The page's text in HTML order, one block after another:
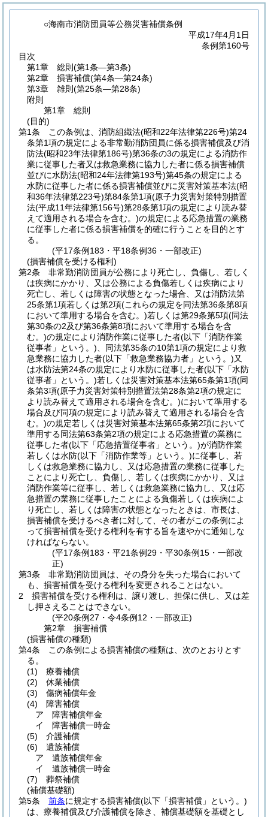
○海南市消防団員等公務災害補償条例
平成17年4月1日
条例第160号
目次
第1章
総則 (第1条―第3条)
第2章
損害補償(第4条―第24条)
第3章
雑則 (第25条―第28条)
附則
第1章
総則
(目的)
第1条
この条例は、消防組織法(昭和22年法律第226号)第24
条第1項の規定による非常勤消防団員に係る損害補償及び消
防法(昭和23年法律第186号)第36条の3の規定による消防作
業に従事した者又は救急業務に協力した者に係る損害補償
並びに水防法(昭和24年法律第193号)第45条の規定による
水防に従事した者に係る損害補償並びに災害対策基本法(昭
和36年法律第223号)第84条第1項(原子力災害対策特別措置
法(平成11年法律第156号)第28条第1項の規定により読み替
えて適用される場合を含む。)の規定による応急措置の業務
に従事した者に係る損害補償を的確に行うことを目的とす
る。
(平17条例183・平18条例36・一部改正)
(損害補償を受ける権利)
第2条
非常勤消防団員が公務により死亡し、負傷し、若しく
は疾病にかかり、又は公務による負傷若しくは疾病により
死亡し、若しくは障害の状態となった場合、又は消防法第
25条第1項若しくは第2項(これらの規定を同法第36条第8項
において準用する場合を含む。)若しくは第29条第5項(同法
第30条の2及び第36条第8項において準用する場合を含
む。)の規定により消防作業に従事した者(以下「消防作業
従事者」という。) 、同法第35条の10第1項の規定により救
急業務に協力した者(以下「救急業務協力者」という。)又
は水防法第24条の規定により水防に従事した者(以下「水防
従事者」という。)若しくは災害対策基本法第65条第1項(同
条第3項(原子力災害対策特別措置法第28条第2項の規定に
より読み替えて適用される場合を含む。)において準用する
場合及び同項の規定により読み替えて適用される場合を含
む。)の規定若しくは災害対策基本法第65条第2項において
準用する同法第63条第2項の規定による応急措置の業務に
従事した者(以下「応急措置従事者」という。)が消防作業
若しくは水防(以下「消防作業等」という。)に従事し、若
しくは救急業務に協力し、又は応急措置の業務に従事した
ことにより死亡し、負傷し、若しくは疾病にかかり、又は
消防作業等に従事し、若しくは救急業務に協力し、又は応
急措置の業務に従事したことによる負傷若しくは疾病によ
り死亡し、若しくは障害の状態となったときは、市長は、
損害補償を受けるべき者に対して、その者がこの条例によ
って損害補償を受ける権利を有する旨を速やかに通知しな
ければならない。
(平17条例183・平21条例29・平30条例15・一部改
正)
第3条
非常勤消防団員は、その身分を失った場合において
も、損害補償を受ける権利を変更されることはない。
2
損害補償を受ける権利は、譲り渡し、担保に供し、又は差
し押さえることはできない。
(平20条例27・令4条例12・一部改正)
第2章
損害補償
(損害補償の種類)
第4条
この条例による損害補償の種類は、次のとおりとす
る。
(1)
療養補償
(2)
休業補償
(3)
傷病補償年金
(4)
障害補償
ア
障害補償年金
イ
障害補償一時金
(5)
介護補償
(6)
遺族補償
ア
遺族補償年金
イ
遺族補償一時金
(7)
葬祭補償
(補償基礎額)
第5条
前条に規定する損害補償(以下「損害補償」という。)
は、療養補償及び介護補償を除き、補償基礎額を基礎とし